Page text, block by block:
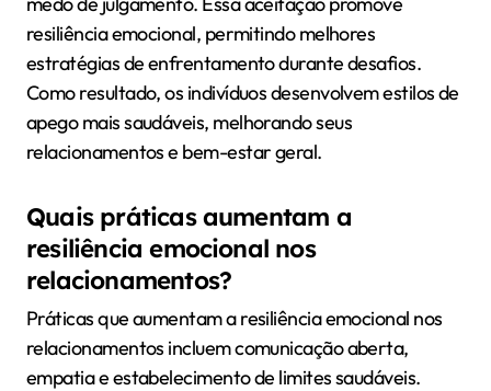
resiliência emocional, permitindo melhores
estratégias de enfrentamento durante desafios.
Como resultado, os indivíduos desenvolvem estilos de
apego mais saudáveis, melhorando seus
relacionamentos e bem-estar geral.
Quais práticas aumentam a
resiliência emocional nos
relacionamentos?
Práticas que aumentam a resiliência emocional nos
relacionamentos incluem comunicação aberta,
empatia e estabelecimento de limites saudáveis.